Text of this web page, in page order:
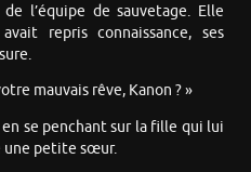
l’équipe de sauvetage. Elle
repris connaissance, ses
mauvais rêve, Kanon ? »
se penchant sur la fille qui lui
une petite sœur.